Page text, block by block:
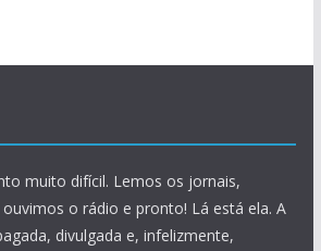
muito difícil. Lemos os jornais,
o rádio e pronto! Lá está ela. A
divulgada e, infelizmente,